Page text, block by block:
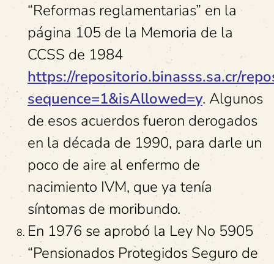
“Reformas reglamentarias” en la
página 105 de la Memoria de la
CCSS de 1984
https://repositorio.binasss.sa.cr/
sequence=1&isAllowed=y. Algunos
de esos acuerdos fueron derogados
en la década de 1990, para darle un
poco de aire al enfermo de
nacimiento IVM, que ya tenía
síntomas de moribundo.
En 1976 se aprobó la Ley No 5905
“Pensionados Protegidos Seguro de